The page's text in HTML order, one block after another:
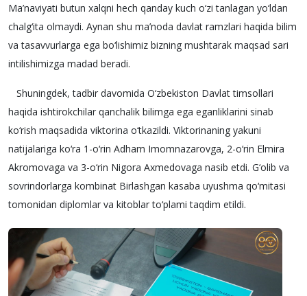
Ma’naviyati butun xalqni hech qanday kuch o‘zi tanlagan yo‘ldan
chalg‘ita olmaydi. Aynan shu ma’noda davlat ramzlari haqida bilim
va tasavvurlarga ega bo‘lishimiz bizning mushtarak maqsad sari
intilishimizga madad beradi.
Shuningdek, tadbir davomida O‘zbekiston Davlat timsollari
haqida ishtirokchilar qanchalik bilimga ega eganliklarini sinab
ko‘rish maqsadida viktorina o‘tkazildi. Viktorinaning yakuni
natijalariga ko‘ra 1-o‘rin Adham Imomnazarovga, 2-o‘rin Elmira
Akromovaga va 3-o‘rin Nigora Axmedovaga nasib etdi. G‘olib va
sovrindorlarga kombinat Birlashgan kasaba uyushma qo‘mitasi
tomonidan diplomlar va kitoblar to‘plami taqdim etildi.